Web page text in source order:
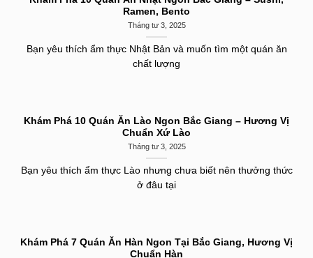
Ramen, Bento
Tháng tư 3, 2025
Bạn yêu thích ẩm thực Nhật Bản và muốn tìm một quán ăn
chất lượng
Khám Phá 10 Quán Ăn Lào Ngon Bắc Giang – Hương Vị
Chuẩn Xứ Lào
Tháng tư 3, 2025
Bạn yêu thích ẩm thực Lào nhưng chưa biết nên thưởng thức
ở đâu tại
Khám Phá 7 Quán Ăn Hàn Ngon Tại Bắc Giang, Hương Vị
Chuẩn Hàn